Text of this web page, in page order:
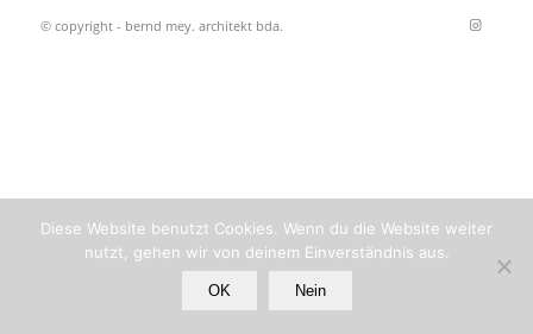
© copyright - bernd mey. architekt bda.
Diese Website benutzt Cookies. Wenn du die Website weiter
nutzt, gehen wir von deinem Einverständnis aus.
OK Nein